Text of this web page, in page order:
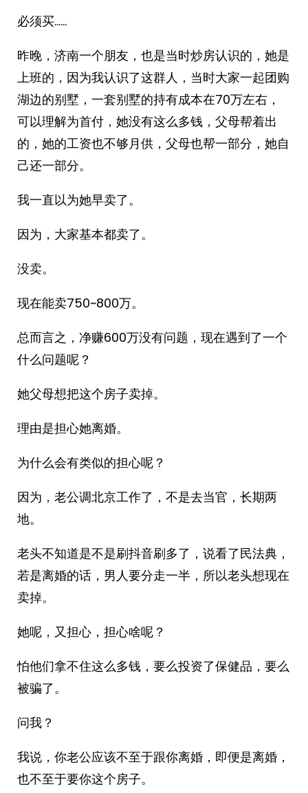
必须买……
昨晚，济南一个朋友，也是当时炒房认识的，她是
上班的，因为我认识了这群人，当时大家一起团购
湖边的别墅，一套别墅的持有成本在70万左右，
可以理解为首付，她没有这么多钱，父母帮着出
的，她的工资也不够月供，父母也帮一部分，她自
己还一部分。
我一直以为她早卖了。
因为，大家基本都卖了。
没卖。
现在能卖750~800万。
总而言之，净赚600万没有问题，现在遇到了一个
什么问题呢？
她父母想把这个房子卖掉。
理由是担心她离婚。
为什么会有类似的担心呢？
因为，老公调北京工作了，不是去当官，长期两
地。
老头不知道是不是刷抖音刷多了，说看了民法典，
若是离婚的话，男人要分走一半，所以老头想现在
卖掉。
她呢，又担心，担心啥呢？
怕他们拿不住这么多钱，要么投资了保健品，要么
被骗了。
问我？
我说，你老公应该不至于跟你离婚，即便是离婚，
也不至于要你这个房子。